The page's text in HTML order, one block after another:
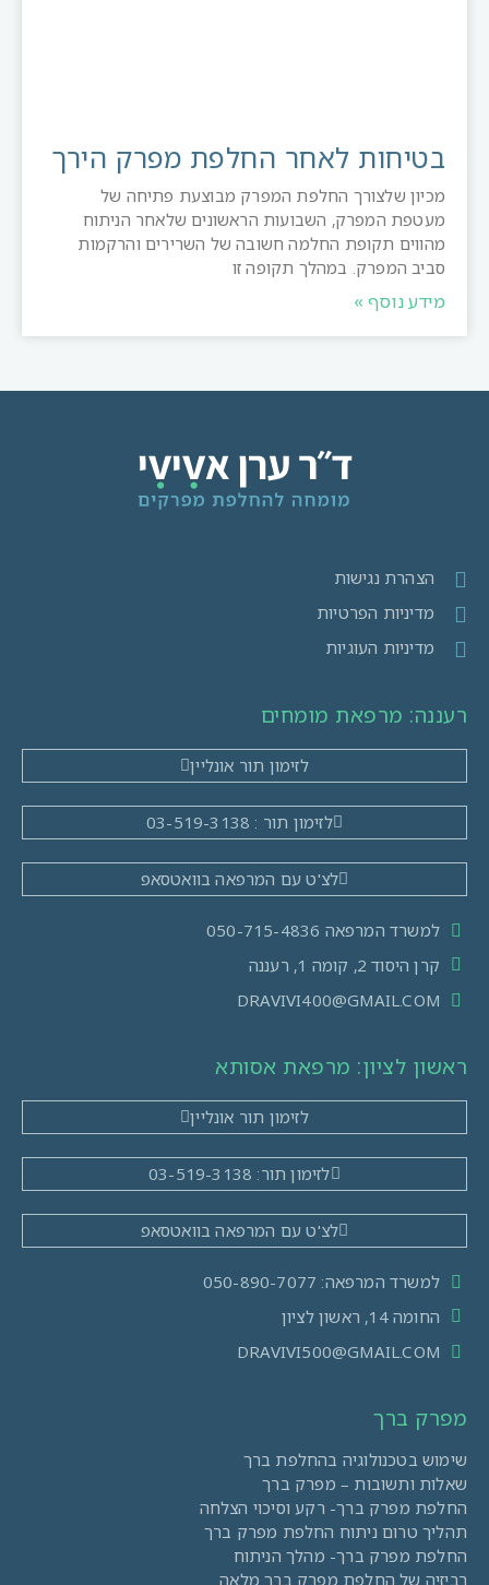
בטיחות לאחר החלפת מפרק הירך
מכיון שלצורך החלפת המפרק מבוצעת פתיחה של
מעטפת המפרק, השבועות הראשונים שלאחר הניתוח
מהווים תקופת החלמה חשובה של השרירים והרקמות
סביב המפרק. במהלך תקופה זו
מידע נוסף »
מפרק ברך
שימוש בטכנולוגיה בהחלפת ברך
שאלות ותשובות – מפרק ברך
החלפת מפרק ברך- רקע וסיכוי הצלחה
תהליך טרום ניתוח החלפת מפרק ברך
החלפת מפרק ברך- מהלך הניתוח
רביזיה של החלפת מפרק ברך מלאה
ראשון לציון: מרפאת אסותא
לזימון תור אונליין
לזימון תור: 03-519-3138
לצ'ט עם המרפאה בוואטסאפ
למשרד המרפאה: 050-890-7077
החומה 14, ראשון לציון
DRAVIVI500@GMAIL.COM
רעננה: מרפאת מומחים​
לזימון תור אונליין
לזימון תור : 03-519-3138
לצ'ט עם המרפאה בוואטסאפ
למשרד המרפאה 050-715-4836
קרן היסוד 2, קומה 1, רעננה
DRAVIVI400@GMAIL.COM
הצהרת נגישות
מדיניות הפרטיות
מדיניות העוגיות